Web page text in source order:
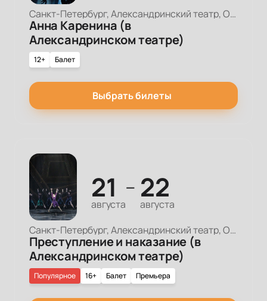
Санкт-Петербург, Александринский театр, Основная сцена
Анна Каренина (в
Александринском театре)
12+ Балет
Выбрать билеты
21
августа
— 22
августа
Санкт-Петербург, Александринский театр, Основная сцена
Преступление и наказание (в
Александринском театре)
16+ Балет
Популярное Премьера